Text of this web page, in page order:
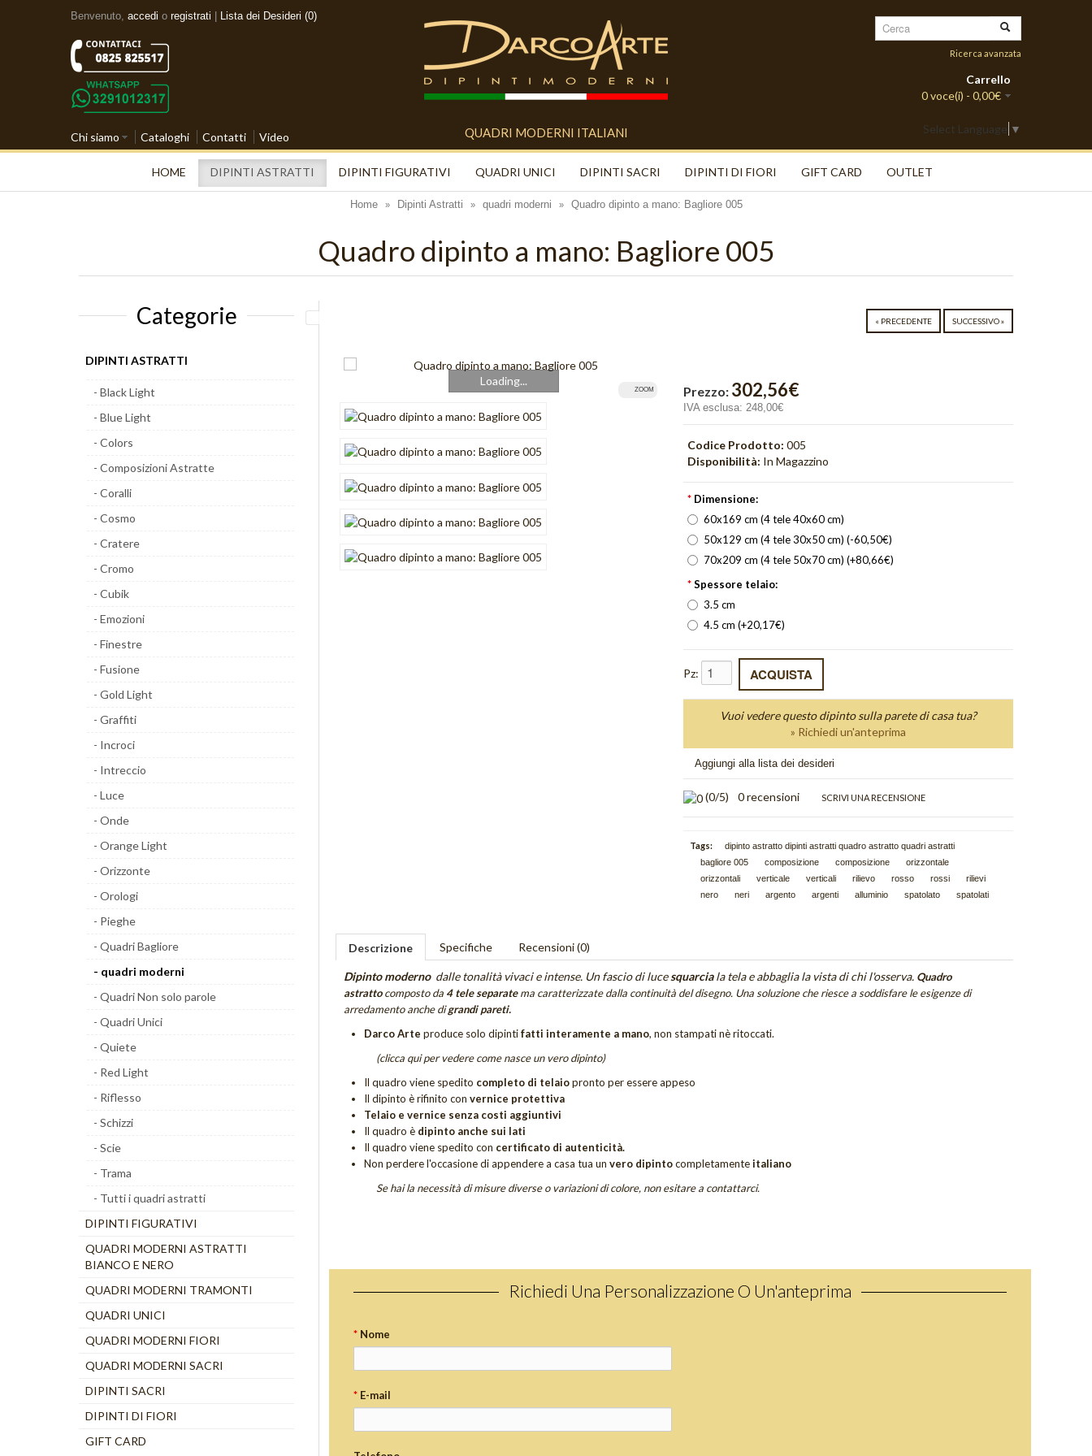
QUADRI MODERNI ITALIANI
Benvenuto, accedi o registrati Lista dei Desideri (0)
Chi siamo Cataloghi Contatti Video
Ricerca avanzata
Carrello
0 voce(i) - 0,00€
Select Language ▼
HOME DIPINTI ASTRATTI DIPINTI FIGURATIVI QUADRI UNICI DIPINTI SACRI DIPINTI DI FIORI GIFT CARD OUTLET
Home » Dipinti Astratti » quadri moderni » Quadro dipinto a mano: Bagliore 005
Quadro dipinto a mano: Bagliore 005
Categorie
DIPINTI ASTRATTI
- Black Light
- Blue Light
- Colors
- Composizioni Astratte
- Coralli
- Cosmo
- Cratere
- Cromo
- Cubik
- Emozioni
- Finestre
- Fusione
- Gold Light
- Graffiti
- Incroci
- Intreccio
- Luce
- Onde
- Orange Light
- Orizzonte
- Orologi
- Pieghe
- Quadri Bagliore
- quadri moderni
- Quadri Non solo parole
- Quadri Unici
- Quiete
- Red Light
- Riflesso
- Schizzi
- Scie
- Trama
- Tutti i quadri astratti
DIPINTI FIGURATIVI
QUADRI MODERNI ASTRATTI
BIANCO E NERO
QUADRI MODERNI TRAMONTI
QUADRI UNICI
QUADRI MODERNI FIORI
QUADRI MODERNI SACRI
DIPINTI SACRI
DIPINTI DI FIORI
GIFT CARD
« PRECEDENTE SUCCESSIVO »
Loading...
ZOOM Prezzo: 302,56€
IVA esclusa: 248,00€
Codice Prodotto: 005
Disponibilità: In Magazzino
* Dimensione:
60x169 cm (4 tele 40x60 cm)
50x129 cm (4 tele 30x50 cm) (-60,50€)
70x209 cm (4 tele 50x70 cm) (+80,66€)
* Spessore telaio:
3.5 cm
4.5 cm (+20,17€)
Pz:
Vuoi vedere questo dipinto sulla parete di casa tua?
» Richiedi un'anteprima
Aggiungi alla lista dei desideri
(0/5) 0 recensioni SCRIVI UNA RECENSIONE
Tags:
dipinto astratto dipinti astratti quadro astratto quadri astratti
bagliore 005
composizione composizione
orizzontale
orizzontali
verticale verticali rilievo rosso rossi
rilievi
nero
neri argento argenti alluminio spatolato spatolati
Descrizione Specifiche Recensioni (0)
Dipinto moderno dalle tonalità vivaci e intense. Un fascio di lucesquarciala tela e abbaglia la vista di chi l'osserva. Quadro
astrattocomposto da 4 tele separatema caratterizzate dalla continuità del disegno. Una soluzione che riesce a soddisfare le esigenze di
arredamento anche digrandi pareti.
Darco Arte produce solo dipintifatti interamente a mano, non stampati nè ritoccati.
(clicca qui per vedere come nasce un vero dipinto)
Il quadro viene spedito completo di telaiopronto per essere appeso
Il dipinto è rifinito con vernice protettiva
Telaio e vernice senza costi aggiuntivi
Il quadro è dipinto anche sui lati
Il quadro viene spedito con certificato di autenticità.
Non perderel'occasione di appendere a casa tua un vero dipintocompletamenteitaliano
Se hai la necessità di misure diverse o variazioni di colore, non esitare a contattarci.
Richiedi Una Personalizzazione O Un'anteprima
* Nome
* E-mail